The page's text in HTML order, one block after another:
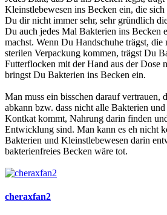
Kleinstlebewesen ins Becken ein, die
Du dir nicht immer sehr, sehr gründlich
Du auch jedes Mal Bakterien ins Becken
machst. Wenn Du Handschuhe trägst, die
sterilen Verpackung kommen, trägst Du
Futterflocken mit der Hand aus der Dose
bringst Du Bakterien ins Becken ein.
Man muss ein bisschen darauf vertrauen,
abkann bzw. dass nicht alle Bakterien
Kontkat kommt, Nahrung darin finden
Entwicklung sind. Man kann es eh nicht
Bakterien und Kleinstlebewesen darin
bakterienfreies Becken wäre tot.
cheraxfan2